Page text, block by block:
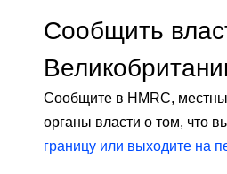
Сообщить
Сообщите в HMRC,
органы власти о том, что
границу или выходите на